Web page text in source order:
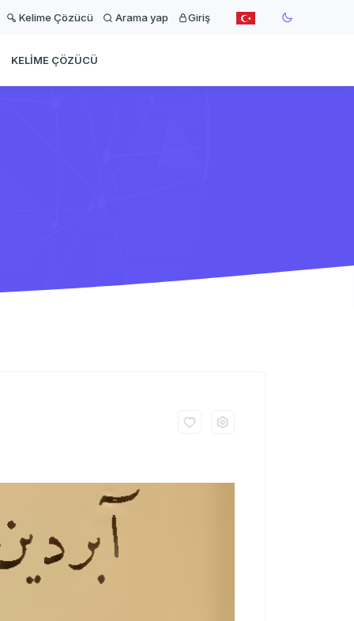
Kelime Çözücü Arama yap Giriş
KELIME ÇÖZÜCÜ